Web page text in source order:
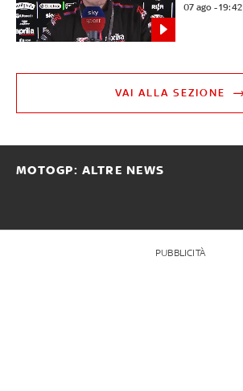
07 ago - 19:42
VAI ALLA SEZIONE
MOTOGP: ALTRE NEWS
PUBBLICITÀ